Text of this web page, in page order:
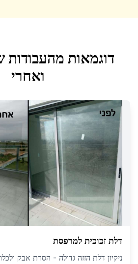
דוגמאות מהעבודות
ואחרי
דלת זכוכית למרפסת
ניקיון דלת הזזה גדולה - הסרת אבק